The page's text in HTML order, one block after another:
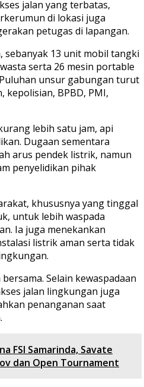
jalan yang terbatas,
di lokasi juga
petugas di lapangan.
sebanyak 13 unit mobil tangki
serta 26 mesin portable
unsur gabungan turut
kepolisian, BPBD, PMI,
lebih satu jam, api
Dugaan sementara
arus pendek listrik, namun
penyelidikan pihak
khususnya yang tinggal
untuk lebih waspada
Ia juga menekankan
listrik aman serta tidak
Selain kewaspadaan
jalan lingkungan juga
penanganan saat
FSI Samarinda, Savate
dan Open Tournament